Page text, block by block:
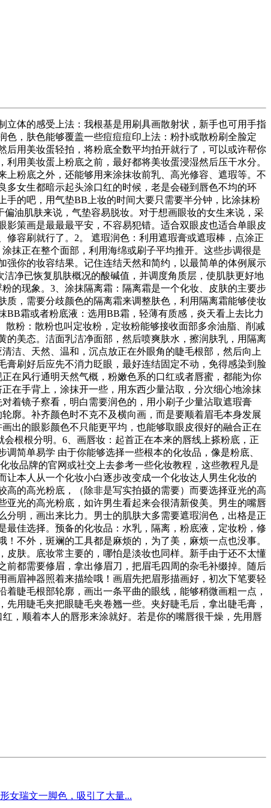
体的感受上法：我根基是用刷具画散射状，新手也可用手指
色，肤色能够覆盖一些痘痘痘印上法：粉扑或散粉刷全脸定
用美妆蛋轻拍，将粉底全数平均拍开就行了，可以或许帮你
用美妆蛋上粉底之前，最好都将美妆蛋浸湿然后压干水分。
粉底之外，还能够用来涂抹妆前乳、高光修容、遮瑕等。不
女生都暗示起头涂口红的时候，老是会碰到唇色不均的环
的吧，用气垫BB上妆的时间大要只需要半分钟，比涂抹粉
油肌肤来说，气垫容易脱妆。对于想画眼妆的女生来说，采
策画是最最最平安，不容易犯错。适合双眼皮也适合单眼皮
容刷就行了。2。 遮瑕润色：利用遮瑕膏或遮瑕棒，点涂正
抹正在整个面部，利用海绵或刷子平均推开。这些步调很是
你的妆容结果。记住连结天然和简约，以最简单的体例展示
净已恢复肌肤概况的酸碱值，并调度角质层，使肌肤更好地
的现象。3、涂抹隔离霜：隔离霜是一个化妆、皮肤的主要步
，需要分歧颜色的隔离霜来调整肤色，利用隔离霜能够使妆
霜或者粉底液：选用BB霜，轻薄有质感，炎天看上去比力
粉：散粉也叫定妆粉，定妆粉能够接收面部多余油脂、削减
美态。洁面乳洁净面部，然后喷爽肤水，擦润肤乳，用隔离
洁、天然、温和，沉点放正在外眼角的睫毛根部，然后向上
刷好后应先不消力眨眼，最好连结固定不动，免得感染到脸
在风行通明天然气概，粉嫩色系的口红或者唇蜜，都能为你
在手背上，涂抹开一些，用东西少量沾取，分次细心地涂抹
着镜子察看，明白需要润色的，用小刷子少量沾取遮瑕膏
廓。补齐颜色时不克不及横向画，而是要顺着眉毛本身发展
出的眼影颜色不只能更平均，也能够取眼皮很好的融合正在
根根分明。6、画唇妆：起首正在本来的唇线上搽粉底，正
简单易学 由于你能够选择一些根本的化妆品，像是粉底、
妆品牌的官网或社交上去参考一些化妆教程，这些教程凡是
本人从一个化妆小白逐步改变成一个化妆达人男生化妆的
的高光粉底，（除非是写实拍摄的需要）而要选择亚光的高
光的高光粉底，如许男生看起来会很清新俊美。男生的嘴唇
明，画出来比力。男士的肌肤大多需要遮瑕润色，出格是正
佳选择。预备的化妆品：水乳，隔离，粉底液，定妆粉，修
不外，斑斓的工具都是麻烦的，为了美，麻烦一点也没事。
肤。底妆常主要的，哪怕是淡妆也同样。新手由于还不太懂
都需要修眉，拿出修眉刀，把眉毛四周的杂毛补缀掉。随后
眉神器照着来描绘哦！画眉先把眉形描画好，初次下笔要轻
睫毛根部轮廓，画出一条平曲的眼线，能够稍微画粗一点，
用睫毛夹把眼睫毛夹卷翘一些。夹好睫毛后，拿出睫毛膏，
，顺着本人的唇形来涂就好。若是你的嘴唇很干燥，先用唇
女瑞文一脚色，吸引了大量...